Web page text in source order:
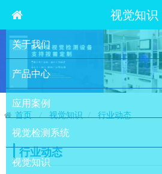
视觉知识
关于我们
产品中心
应用案例
视觉检测系统
视觉知识
首页 视觉知识 行业动态
行业动态